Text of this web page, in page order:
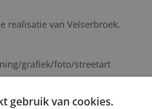
realisatie van Velserbroek.
grafiek/foto/streetart
gebruik van cookies.